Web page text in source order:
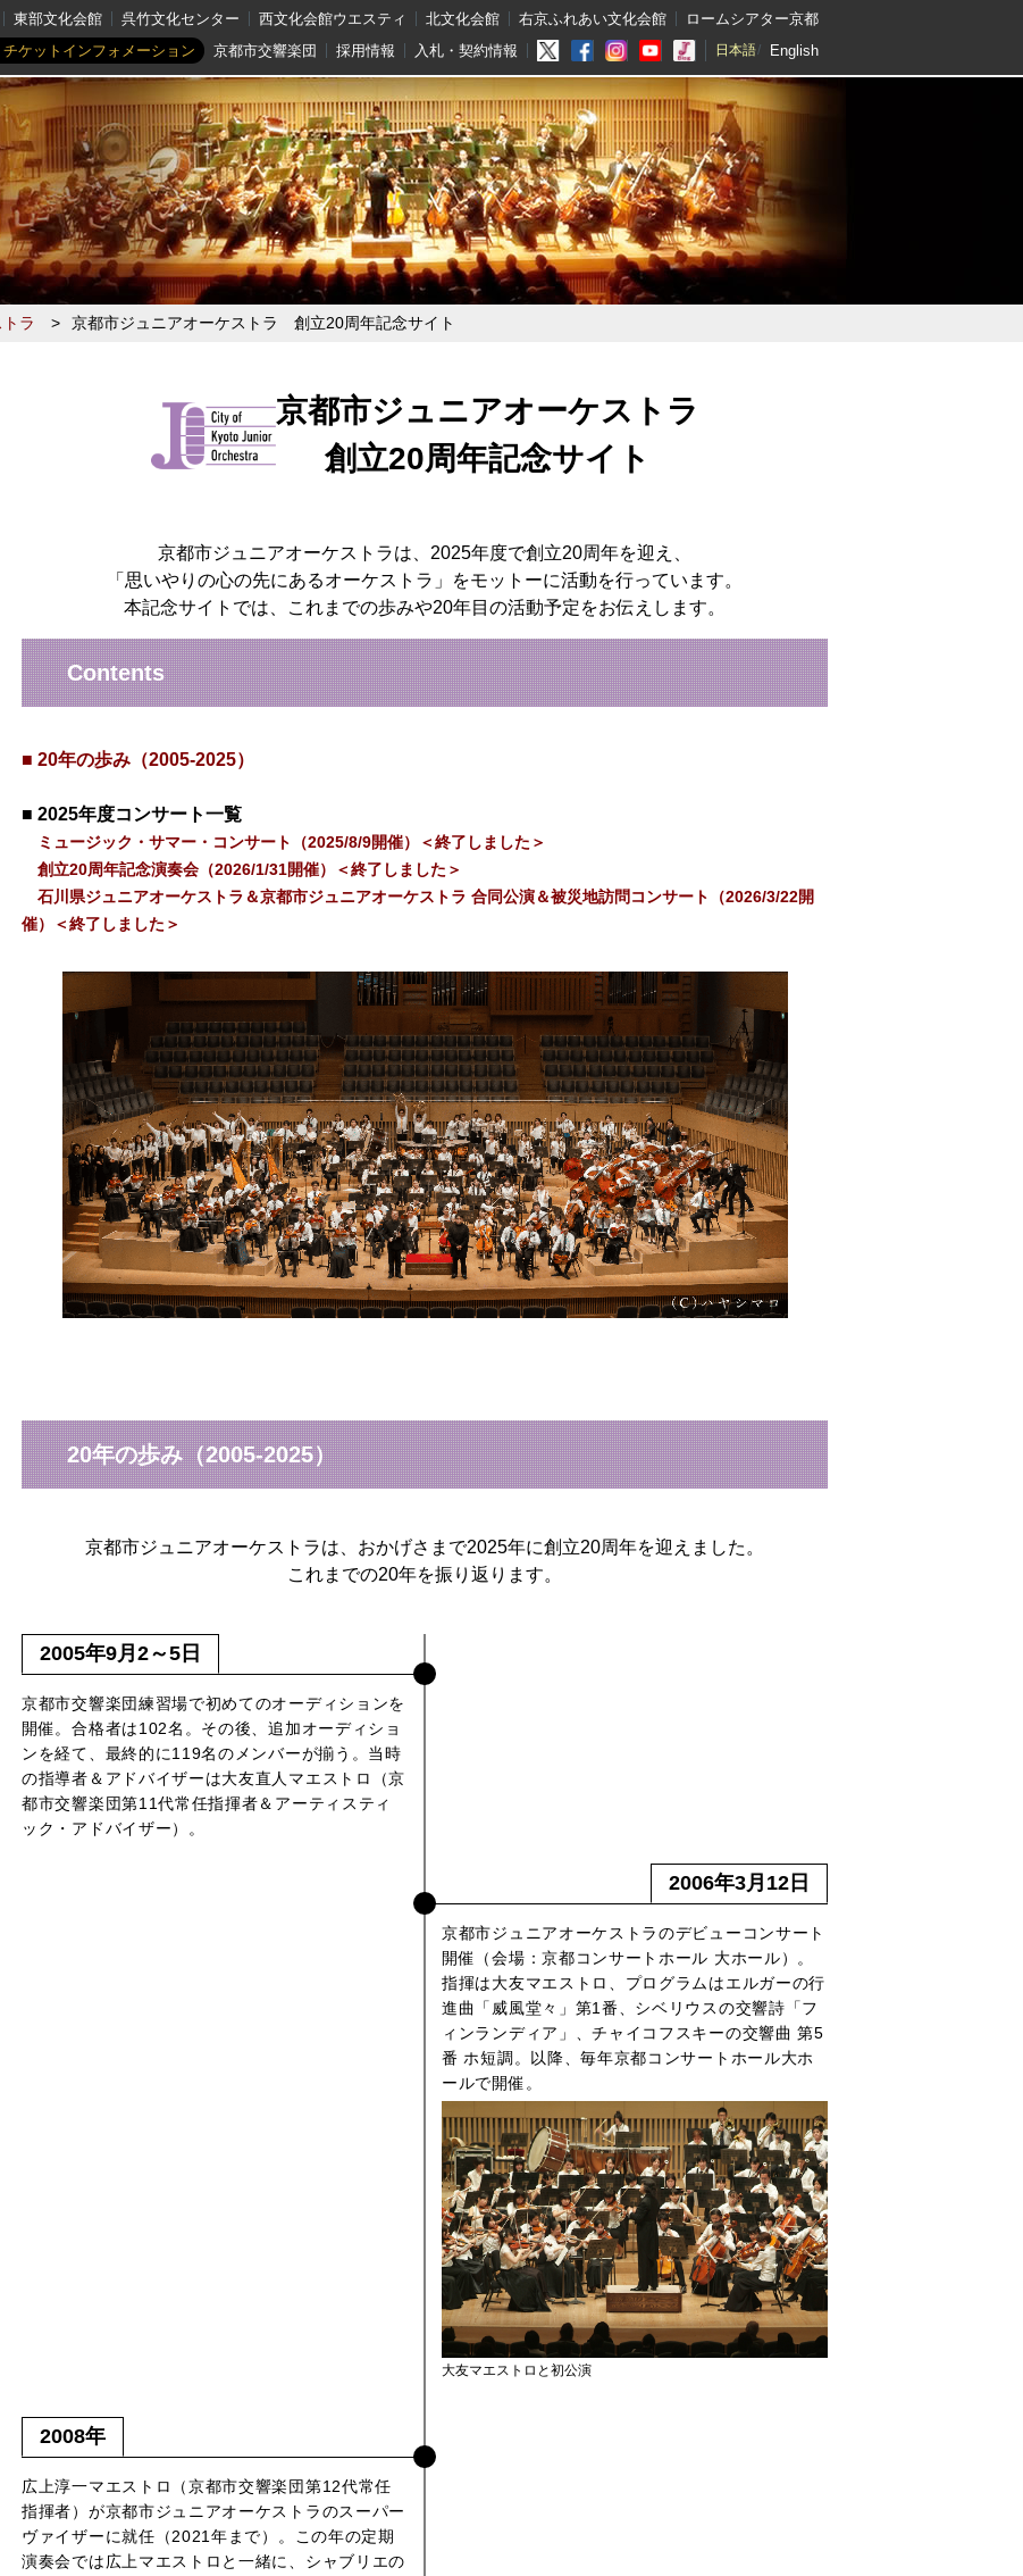
東部文化会館 呉竹文化センター 西文化会館ウエスティ 北文化会館 右京ふれあい文化会館
ロームシアター京都
チケットインフォメーション 京都市交響楽団 採用情報 入札・契約情報 日本語 English
ラ > 京都市ジュニアオーケストラ 創立20周年記念サイト
京都市ジュニアオーケストラ
創立20周年記念サイト
京都市ジュニアオーケストラは、2025年度で創立20周年を迎え、
「思いやりの⼼の先にあるオーケストラ」をモットーに活動を行っています。
本記念サイトでは、これまでの歩みや20年目の活動予定をお伝えします。
Contents
■ 20年の歩み（2005-2025）
■ 2025年度コンサート一覧
ミュージック・サマー・コンサート（2025/8/9開催）＜終了しました＞
創立20周年記念演奏会（2026/1/31開催）＜終了しました＞
石川県ジュニアオーケストラ＆京都市ジュニアオーケストラ 合同公演＆被災地訪問コンサート（2026/3/22開
催）＜終了しました＞
20年の歩み（2005-2025）
京都市ジュニアオーケストラは、おかげさまで2025年に創立20周年を迎えました。
これまでの20年を振り返ります。
2005年9月2～5日
京都市交響楽団練習場で初めてのオーディションを
開催。合格者は102名。その後、追加オーディショ
ンを経て、最終的に119名のメンバーが揃う。当時
の指導者＆アドバイザーは大友直人マエストロ（京
都市交響楽団第11代常任指揮者＆アーティスティ
ック・アドバイザー）。
2006年3月12日
京都市ジュニアオーケストラのデビューコンサート
開催（会場：京都コンサートホール 大ホール）。
指揮は大友マエストロ、プログラムはエルガーの行
進曲「威風堂々」第1番、シベリウスの交響詩「フ
ィンランディア」、チャイコフスキーの交響曲 第5
番 ホ短調。以降、毎年京都コンサートホール大ホ
ールで開催。
大友マエストロと初公演
2008年
広上淳一マエストロ（京都市交響楽団第12代常任
指揮者）が京都市ジュニアオーケストラのスーパー
ヴァイザーに就任（2021年まで）。この年の定期
演奏会では広上マエストロと一緒に、シャブリエの